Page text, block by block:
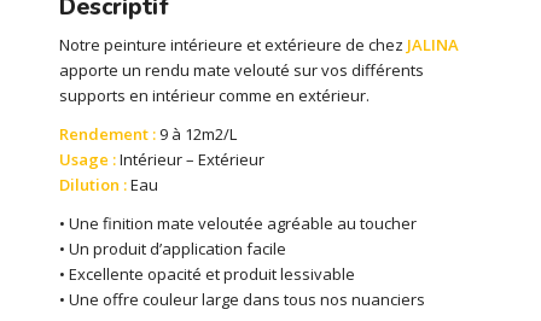
Descriptif
Notre peinture intérieure et extérieure de chez JALINA
apporte un rendu mate velouté sur vos différents
supports en intérieur comme en extérieur.
Rendement :9 à 12m2/L
Usage :Intérieur – Extérieur
Dilution :Eau
• Une finition mate veloutée agréable au toucher
• Un produit d’application facile
• Excellente opacité et produit lessivable
• Une offre couleur large dans tous nos nuanciers